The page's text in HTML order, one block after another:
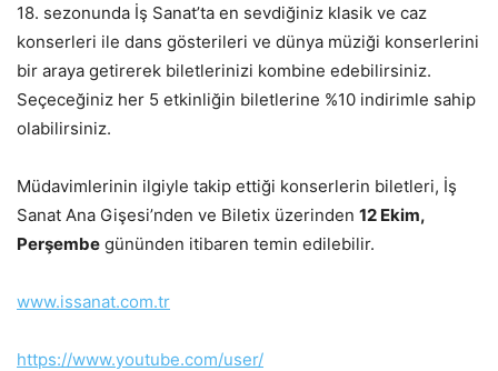
18. sezonunda İş Sanat’ta en sevdiğiniz klasik ve caz
konserleri ile dans gösterileri ve dünya müziği konserlerini
bir araya getirerek biletlerinizi kombine edebilirsiniz.
Seçeceğiniz her 5 etkinliğin biletlerine %10 indirimle sahip
olabilirsiniz.
Müdavimlerinin ilgiyle takip ettiği konserlerin biletleri, İş
Sanat Ana Gişesi’nden ve Biletix üzerinden 12 Ekim,
Perşembe gününden itibaren temin edilebilir.
www.issanat.com.tr
https://www.youtube.com/user/